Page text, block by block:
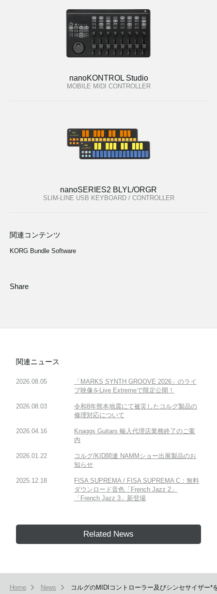
nanoKONTROL Studio
MOBILE MIDI CONTROLLER
nanoSERIES2 BLYL/ORGR
SLIM-LINE USB KEYBOARD / CONTROLLER
関連コンテンツ
KORG Bundle Software
Share
関連ニュース
2026.08.05
「MARKS SYNTH GROOVE 2026」のライ
ブ映像をLive Extremeで限定公開！
2026.08.03
令和8年熊本地震にて被災したコルグ製品の
修理対応について
2026.04.16
Knaggs Guitars 輸入代理店業務終了のご案
内
2026.01.22
コルグ/KID関連 NAMMショー出展製品のお
知らせ
2025.12.18
FISA SUPREMA / FISA SUPREMA C：無料
ダウンロード音色「French Jazz 2」
「French Jazz 3」新登場
Related News
Home News コルグのMIDIコントローラー及びシンセサイザー